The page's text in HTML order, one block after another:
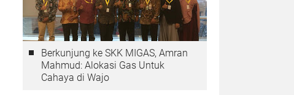
Berkunjung ke SKK MIGAS, Amran
Mahmud: Alokasi Gas Untuk
Cahaya di Wajo